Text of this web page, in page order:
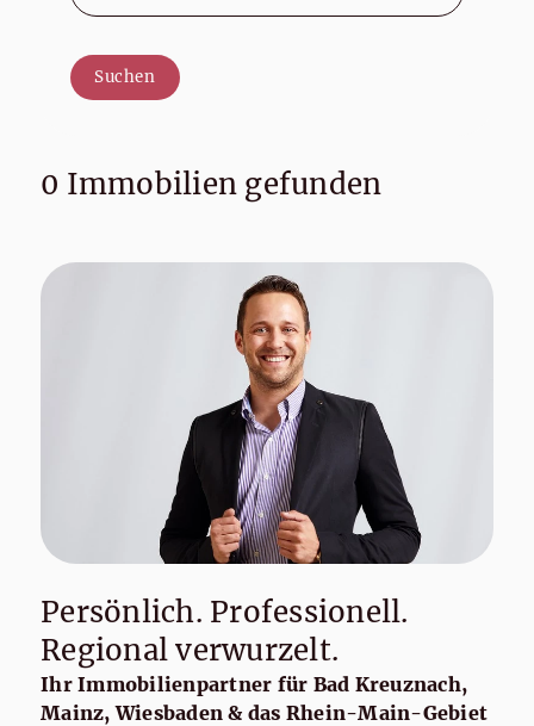
Suchen
0 Immobilien gefunden
Persönlich. Professionell.
Regional verwurzelt.
Ihr Immobilienpartner für Bad Kreuznach,
Mainz, Wiesbaden & das Rhein-Main-Gebiet